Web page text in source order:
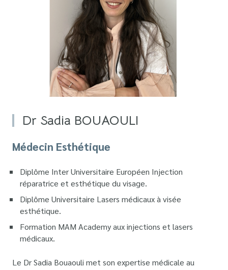
Dr Sadia BOUAOULI
Médecin Esthétique
Diplôme Inter Universitaire Européen Injection
réparatrice et esthétique du visage.
Diplôme Universitaire Lasers médicaux à visée
esthétique.
Formation MAM Academy aux injections et lasers
médicaux.
Le Dr Sadia Bouaouli met son expertise médicale au